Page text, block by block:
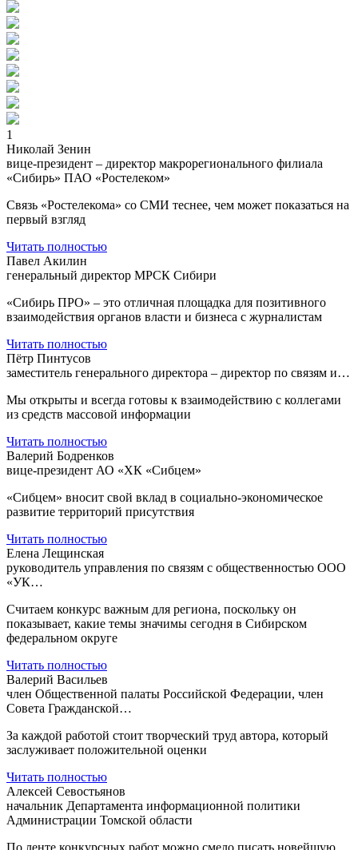
1
Николай Зенин
вице-президент – директор макрорегионального филиала
«Сибирь» ПАО «Ростелеком»
Связь «Ростелекома» со СМИ теснее, чем может показаться на
первый взгляд
Читать полностью
Павел Акилин
генеральный директор МРСК Сибири
«Сибирь ПРО» – это отличная площадка для позитивного
взаимодействия органов власти и бизнеса с журналистам
Читать полностью
Пётр Пинтусов
заместитель генерального директора – директор по связям и…
Мы открыты и всегда готовы к взаимодействию с коллегами
из средств массовой информации
Читать полностью
Валерий Бодренков
вице-президент АО «ХК «Сибцем»
«Сибцем» вносит свой вклад в социально-экономическое
развитие территорий присутствия
Читать полностью
Елена Лещинская
руководитель управления по связям с общественностью ООО
«УК…
Считаем конкурс важным для региона, поскольку он
показывает, какие темы значимы сегодня в Сибирском
федеральном округе
Читать полностью
Валерий Васильев
член Общественной палаты Российской Федерации, член
Совета Гражданской…
За каждой работой стоит творческий труд автора, который
заслуживает положительной оценки
Читать полностью
Алексей Севостьянов
начальник Департамента информационной политики
Администрации Томской области
По ленте конкурсных работ можно смело писать новейшую